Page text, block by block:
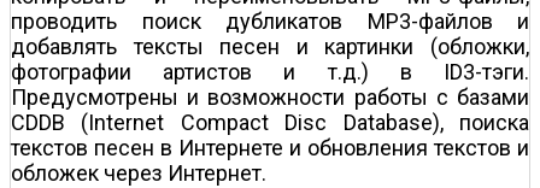
проводить поиск дубликатов MP3-файлов и
добавлять тексты песен и картинки (обложки,
фотографии артистов и т.д.) в ID3-тэги.
Предусмотрены и возможности работы с базами
CDDB (Internet Compact Disc Database), поиска
текстов песен в Интернете и обновления текстов и
обложек через Интернет.